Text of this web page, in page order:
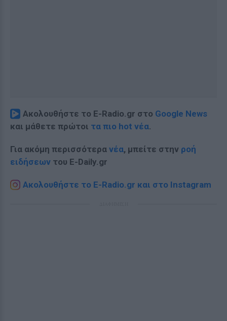
Ακολουθήστε το E-Radio.gr στο Google News
και μάθετε πρώτοι τα πιο hot νέα.
Για ακόμη περισσότερα νέα, μπείτε στην ροή
ειδήσεων του E-Daily.gr
Ακολουθήστε το E-Radio.gr και στο Instagram